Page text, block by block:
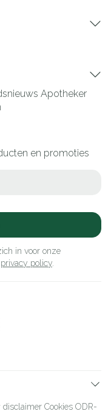
Apotheker
en promoties
in voor onze
privacy policy
disclaimer Cookies ODR-